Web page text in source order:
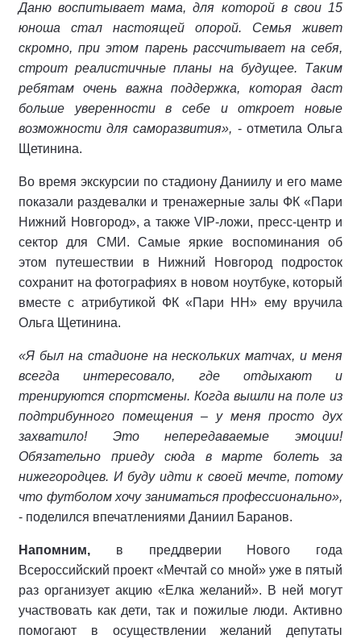
Даню воспитывает мама, для которой в свои 15
юноша стал настоящей опорой. Семья живет
скромно, при этом парень рассчитывает на себя,
строит реалистичные планы на будущее. Таким
ребятам очень важна поддержка, которая даст
больше уверенности в себе и откроет новые
возможности для саморазвития», - отметила Ольга
Щетинина.
Во время экскурсии по стадиону Даниилу и его маме
показали раздевалки и тренажерные залы ФК «Пари
Нижний Новгород», а также VIP-ложи, пресс-центр и
сектор для СМИ. Самые яркие воспоминания об
этом путешествии в Нижний Новгород подросток
сохранит на фотографиях в новом ноутбуке, который
вместе с атрибутикой ФК «Пари НН» ему вручила
Ольга Щетинина.
«Я был на стадионе на нескольких матчах, и меня
всегда интересовало, где отдыхают и
тренируются спортсмены. Когда вышли на поле из
подтрибунного помещения – у меня просто дух
захватило! Это непередаваемые эмоции!
Обязательно приеду сюда в марте болеть за
нижегородцев. И буду идти к своей мечте, потому
что футболом хочу заниматься профессионально»,
- поделился впечатлениями Даниил Баранов.
Напомним, в преддверии Нового года
Всероссийский проект «Мечтай со мной» уже в пятый
раз организует акцию «Елка желаний». В ней могут
участвовать как дети, так и пожилые люди. Активно
помогают в осуществлении желаний депутаты